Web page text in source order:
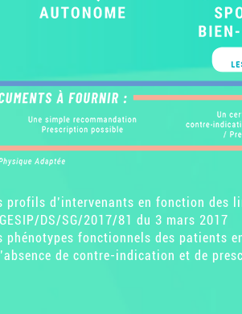
profils d’intervenants en fonction
DS/SG/2017/81 du 3 mars 2017
phénotypes fonctionnels des patients
de contre-indication et de